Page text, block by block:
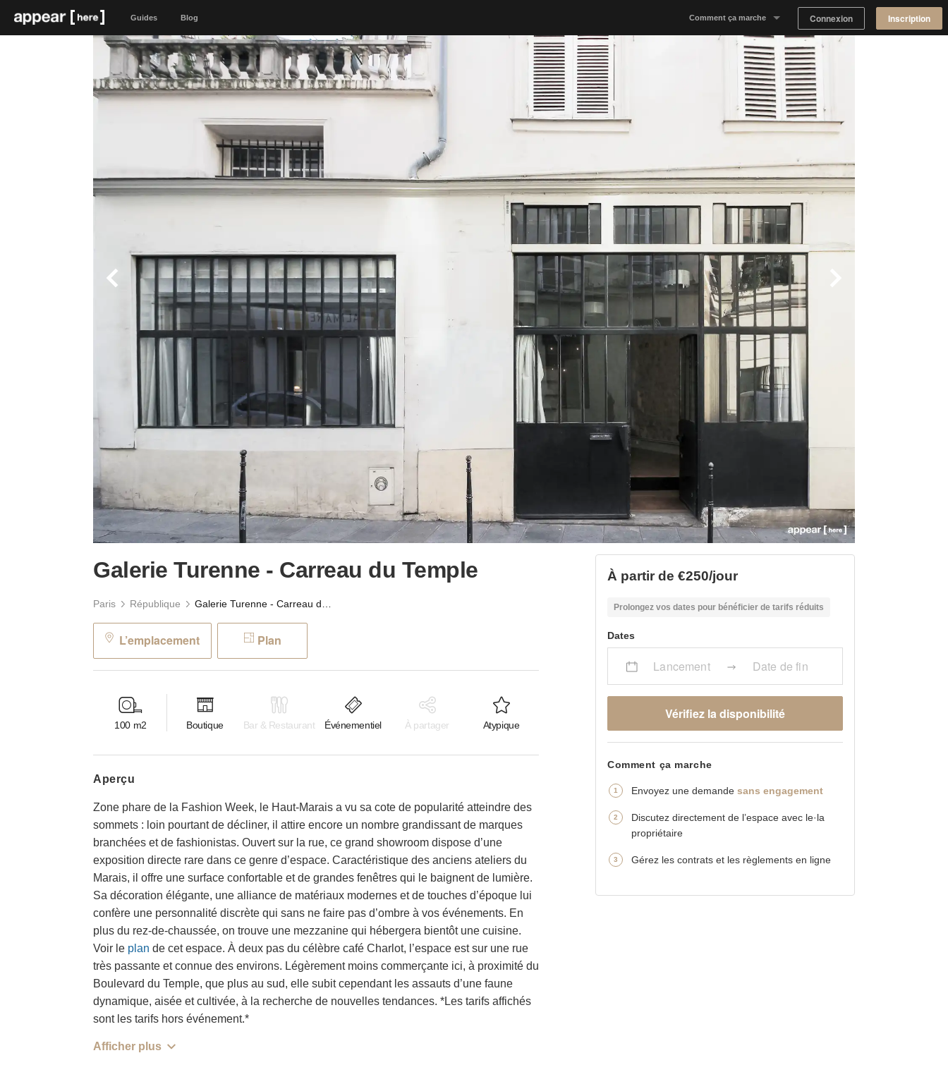
Guides Blog Comment ça marche
Notre concept
Proposer un espace
Trouver un espace
Connexion Inscription
Galerie Turenne - Carreau du Temple
Paris République
L’emplacement Plan
100 m2 Boutique Bar & Restaurant Événementiel À partager Atypique
aperçu
Zone phare de la Fashion Week, le Haut-Marais a vu sa cote de popularité atteindre des
sommets : loin pourtant de décliner, il attire encore un nombre grandissant de marques
branchées et de fashionistas. Ouvert sur la rue, ce grand showroom dispose d’une
exposition directe rare dans ce genre d’espace. Caractéristique des anciens ateliers du
Marais, il offre une surface confortable et de grandes fenêtres qui le baignent de lumière.
Sa décoration élégante, une alliance de matériaux modernes et de touches d’époque lui
confère une personnalité discrète qui sans ne faire pas d’ombre à vos événements. En
plus du rez-de-chaussée, on trouve une mezzanine qui hébergera bientôt une cuisine.
Voir le plan de cet espace. À deux pas du célèbre café Charlot, l’espace est sur une rue
très passante et connue des environs. Légèrement moins commerçante ici, à proximité du
Boulevard du Temple, que plus au sud, elle subit cependant les assauts d’une faune
dynamique, aisée et cultivée, à la recherche de nouvelles tendances. *Les tarifs affichés
sont les tarifs hors événement.*
Afficher plus
À partir de €250/jour
Prolongez vos dates pour bénéficier de tarifs réduits
Dates
Lancement Date de fin
Vérifiez la disponibilité
Comment ça marche
Envoyez une demandesans engagement
Discutez directement de l’espace avec le·la
propriétaire
Gérez les contrats et les règlements en ligne